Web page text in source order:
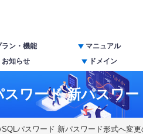
ラン・機能
マニュアル
お知らせ ドメイン
スワード 新パスワ
パスワード 新パスワード形式へ変